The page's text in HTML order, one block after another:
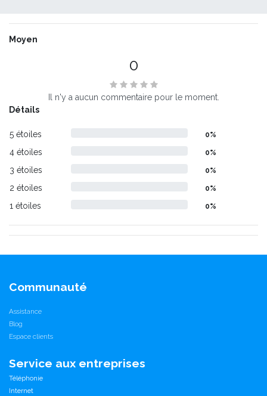
Moyen
0
Il n'y a aucun commentaire pour le moment.
Détails
5 étoiles 0%
4 étoiles 0%
3 étoiles 0%
2 étoiles 0%
1 étoiles 0%
Communauté
Assistance
Blog
Espace clients
Service aux entreprises
Téléphonie
Internet